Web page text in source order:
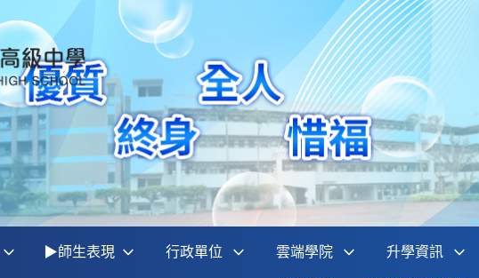
▶師生表現 行政單位 雲端學院 升學資訊